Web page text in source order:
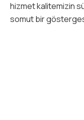
hizmet kalitemizin
somut bir